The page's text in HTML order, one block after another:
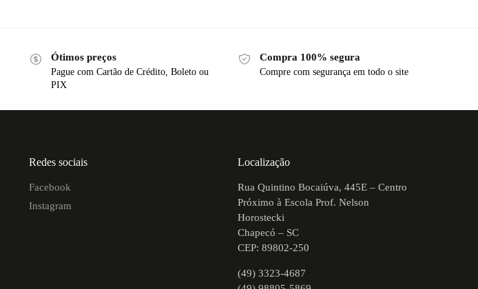
Ótimos preços
Pague com Cartão de Crédito, Boleto ou
PIX
Compra 100% segura
Compre com segurança em todo o site
Redes sociais
Facebook
Instagram
Localização
Rua Quintino Bocaiúva, 445E – Centro
Próximo à Escola Prof. Nelson
Horostecki
Chapecó – SC
CEP: 89802-250
(49) 3323-4687